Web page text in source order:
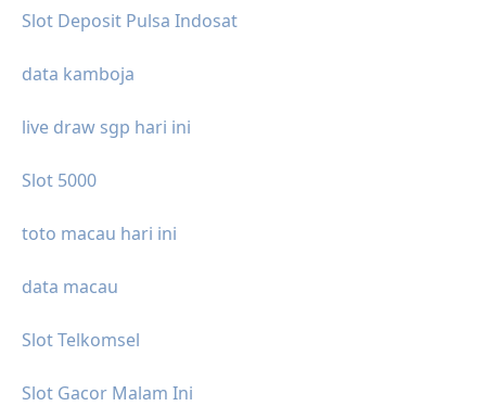
Slot Deposit Pulsa Indosat
data kamboja
live draw sgp hari ini
Slot 5000
toto macau hari ini
data macau
Slot Telkomsel
Slot Gacor Malam Ini